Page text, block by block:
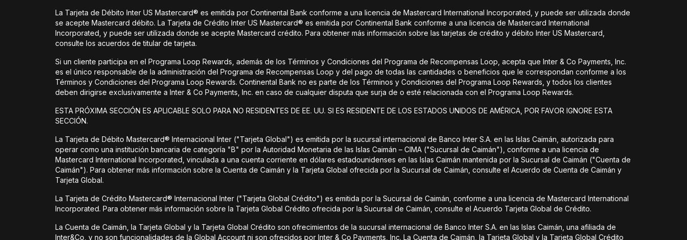
La Tarjeta de Débito Inter US Mastercard® es emitida por Continental Bank conforme a una licencia de Mastercard International Incorporated, y puede ser utilizada donde
se acepte Mastercard débito. La Tarjeta de Crédito Inter US Mastercard® es emitida por Continental Bank conforme a una licencia de Mastercard International
Incorporated, y puede ser utilizada donde se acepte Mastercard crédito. Para obtener más información sobre las tarjetas de crédito y débito Inter US Mastercard,
consulte los acuerdos de titular de tarjeta.
Si un cliente participa en el Programa Loop Rewards, además de los Términos y Condiciones del Programa de Recompensas Loop, acepta que Inter & Co Payments, Inc.
es el único responsable de la administración del Programa de Recompensas Loop y del pago de todas las cantidades o beneficios que le correspondan conforme a los
Términos y Condiciones del Programa Loop Rewards. Continental Bank no es parte de los Términos y Condiciones del Programa Loop Rewards, y todos los clientes
deben dirigirse exclusivamente a Inter & Co Payments, Inc. en caso de cualquier disputa que surja de o esté relacionada con el Programa Loop Rewards.
ESTA PRÓXIMA SECCIÓN ES APLICABLE SOLO PARA NO RESIDENTES DE EE. UU. SI ES RESIDENTE DE LOS ESTADOS UNIDOS DE AMÉRICA, POR FAVOR IGNORE ESTA
SECCIÓN.
La Tarjeta de Débito Mastercard® Internacional Inter ("Tarjeta Global") es emitida por la sucursal internacional de Banco Inter S.A. en las Islas Caimán, autorizada para
operar como una institución bancaria de categoría "B" por la Autoridad Monetaria de las Islas Caimán – CIMA ("Sucursal de Caimán"), conforme a una licencia de
Mastercard International Incorporated, vinculada a una cuenta corriente en dólares estadounidenses en las Islas Caimán mantenida por la Sucursal de Caimán ("Cuenta de
Caimán"). Para obtener más información sobre la Cuenta de Caimán y la Tarjeta Global ofrecida por la Sucursal de Caimán, consulte el Acuerdo de Cuenta de Caimán y
Tarjeta Global.
La Tarjeta de Crédito Mastercard® Internacional Inter ("Tarjeta Global Crédito") es emitida por la Sucursal de Caimán, conforme a una licencia de Mastercard International
Incorporated. Para obtener más información sobre la Tarjeta Global Crédito ofrecida por la Sucursal de Caimán, consulte el Acuerdo Tarjeta Global de Crédito.
La Cuenta de Caimán, la Tarjeta Global y la Tarjeta Global Crédito son ofrecimientos de la sucursal internacional de Banco Inter S.A. en las Islas Caimán, una afiliada de
Inter&Co, y no son funcionalidades de la Global Account ni son ofrecidos por Inter & Co Payments, Inc. La Cuenta de Caimán, la Tarjeta Global y la Tarjeta Global Crédito